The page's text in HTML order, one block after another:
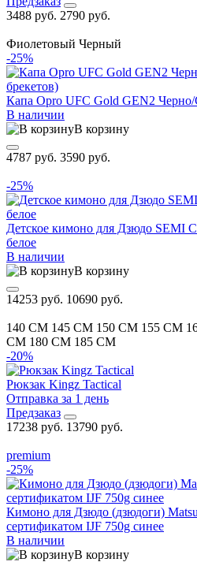
3488 руб. 2790 руб.
Фиолетовый Черный
-25%
Капа Opro UFC Gold GEN2 Черно/
В наличии
В корзину
4787 руб. 3590 руб.
-25%
Детское кимоно для Дзюдо SEMI
белое
В наличии
В корзину
14253 руб. 10690 руб.
140 CM 145 CM 150 CM 155 CM
CM 180 CM 185 CM
-20%
Рюкзак Kingz Tactical
Отправка за 1 день
Предзаказ
17238 руб. 13790 руб.
premium
-25%
Кимоно для Дзюдо (дзюдоги)
сертификатом IJF 750g синее
В наличии
В корзину